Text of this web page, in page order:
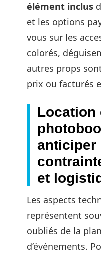
élément inclus
et les options
vous sur les
colorés,
autres props
prix ou facturés
Location
anticiper
et
Les aspects
représentent
oubliés de la
d’événements.